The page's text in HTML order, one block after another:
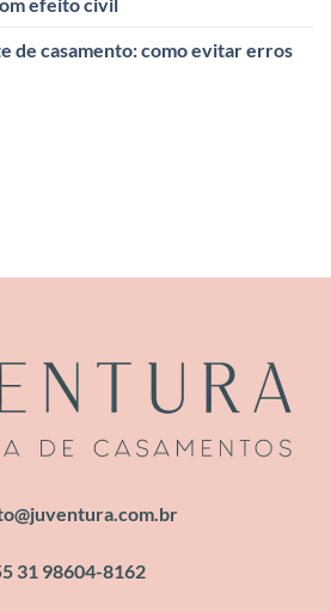
de casamento: como evitar erros
31 98604-8162